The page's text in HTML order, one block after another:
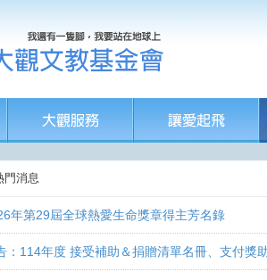
門消息
年第29屆全球熱愛生命獎章得主芳名錄
：114年度 接受補助＆捐贈清單名冊、支付獎